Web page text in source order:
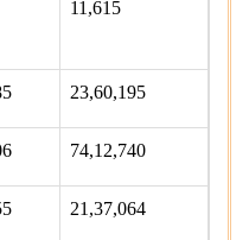
11,615
23,60,195
74,12,740
21,37,064